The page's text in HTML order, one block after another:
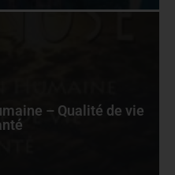
– Qualité de vie